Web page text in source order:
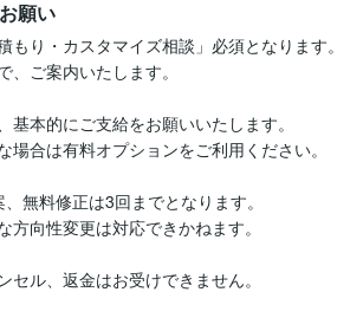
願い
もり・カスタマイズ相談」必須となります。
ご案内いたします。
基本的にご支給をお願いいたします。
合は有料オプションをご利用ください。
無料修正は3回までとなります。
向性変更は対応できかねます。
セル、返金はお受けできません。